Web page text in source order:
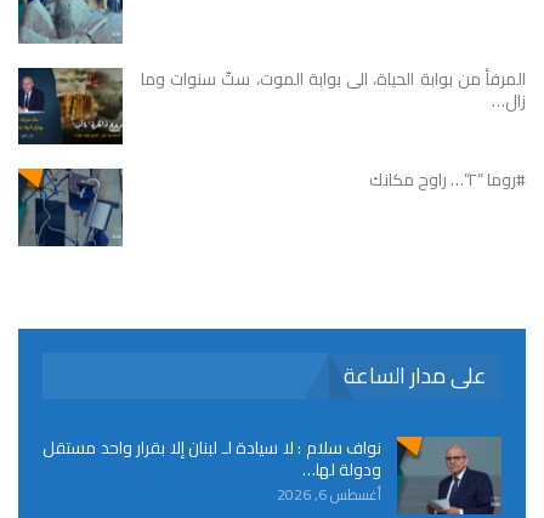
المرفأ من بوابة الحياة، الى بوابة الموت، ستّ سنوات وما
زال…
#روما “٢”… راوح مكانك
على مدار الساعة
نواف سلام : لا سيادة لـ لبنان إلا بقرار واحد مستقل
ودولة لها…
أغسطس 6, 2026